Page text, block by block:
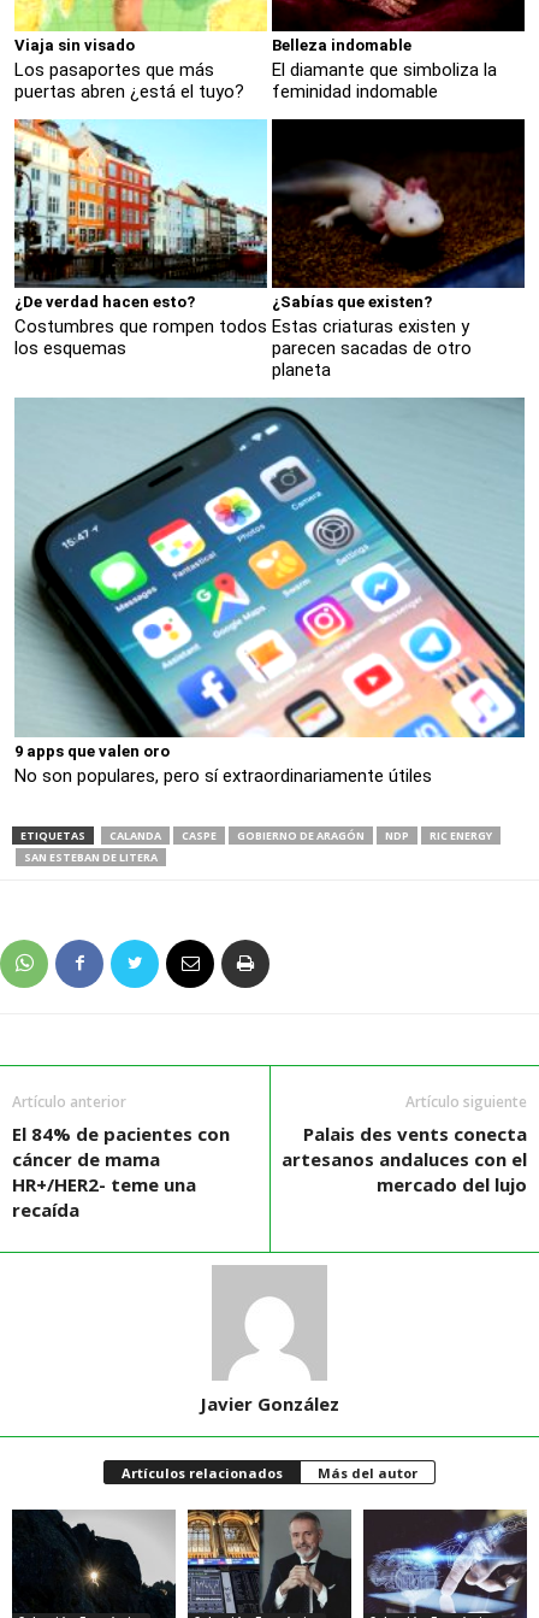
Viaja sin visado
Los pasaportes que más
puertas abren ¿está el tuyo?
Belleza indomable
El diamante que simboliza la
feminidad indomable
¿De verdad hacen esto?
Costumbres que rompen todos
los esquemas
¿Sabías que existen?
Estas criaturas existen y
parecen sacadas de otro
planeta
9 apps que valen oro
No son populares, pero sí extraordinariamente útiles
ETIQUETAS CALANDA CASPE GOBIERNO DE ARAGÓN NDP
RIC ENERGY
SAN ESTEBAN DE LITERA
Artículo anterior
El 84% de pacientes con
cáncer de mama
HR+/HER2- teme una
recaída
Artículo siguiente
Palais des vents conecta
artesanos andaluces con el
mercado del lujo
Javier González
Artículos relacionados Más del autor